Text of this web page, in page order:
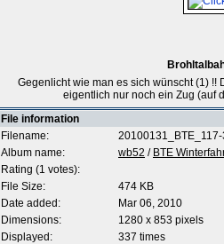
Gegenlicht wie man es sich wünscht (1)
eigentlich nur noch ein Zug (auf
File information
Filename:
Album name:
wb52 / BTE
Rating (1 votes):
File Size:
474 KB
Date added:
Mar 06, 2010
Dimensions:
1280 x 853 pixels
Displayed:
337 times